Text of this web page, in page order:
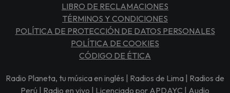
LIBRO DE RECLAMACIONES
TÉRMINOS Y CONDICIONES
POLÍTICA DE PROTECCIÓN DE DATOS PERSONALES
POLÍTICA DE COOKIES
CÓDIGO DE ÉTICA
Radio Planeta, tu música en inglés | Radios de Lima | Radios de
Perú | Radio en vivo | Licenciado por APDAYC | Audio